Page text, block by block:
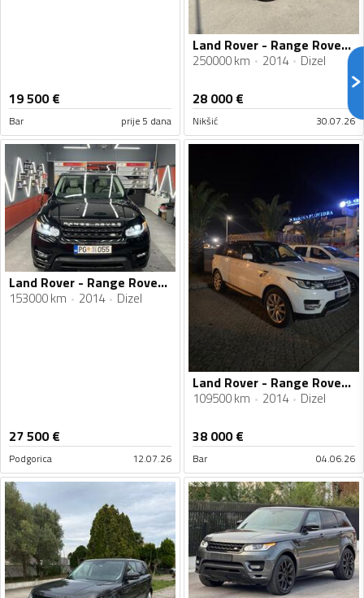
19 500€
Bar prije 5 dana
Land Rover - Range Rover Sport
250000 km 2014 Dizel
28 000€
Nikšić 30.07.26
Land Rover - Range Rover Sport - 3.0 258 Ks
153000 km 2014 Dizel
27 500€
Podgorica 12.07.26
Land Rover - Range Rover Sport - HSE
109500 km 2014 Dizel
38 000€
Bar 04.06.26